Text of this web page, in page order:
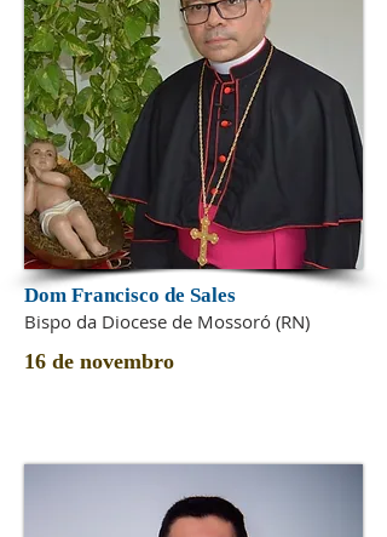
Dom Francisco de Sales
Bispo da Diocese de Mossoró (RN)
16 de novembro